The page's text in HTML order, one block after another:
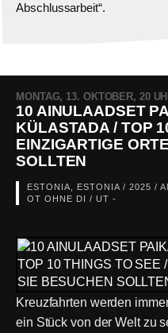
Abschlussarbeit“.
MONTAG, 13. OKTOBER, 20
10 AINULAADSET
KÜLASTADA / TOP
EINZIGARTIGE
SOLLTEN
ESTONIA, ESTONIA / 2025 /
OT OHNE DI / UT -
Kreuzfahrten werden
ein Stück von der Welt zu